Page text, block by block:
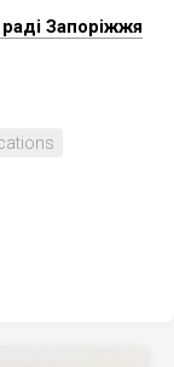
Запоріжжя